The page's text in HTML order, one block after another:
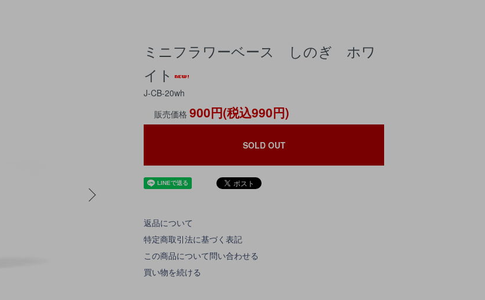
ミニフラワーベース しのぎ ホワ
イト
J-CB-20wh
販売価格 900円(税込990円)
SOLD OUT
返品について
特定商取引法に基づく表記
この商品について問い合わせる
買い物を続ける